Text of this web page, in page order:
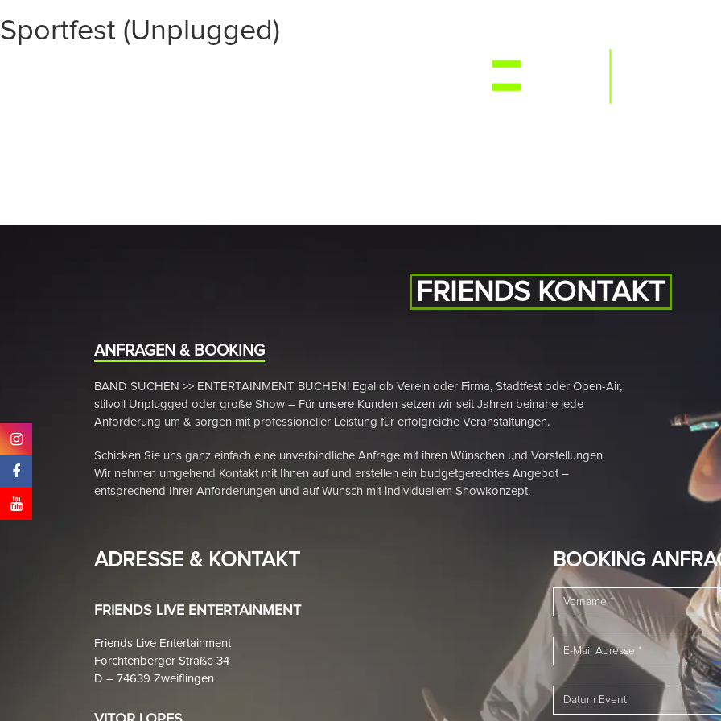
Sportfest (Unplugged)
FRIENDS KONTAKT
ANFRAGEN & BOOKING
BAND SUCHEN >> ENTERTAINMENT BUCHEN! Egal ob Verein oder Firma, Stadtfest oder Open-Air,
stilvoll Unplugged oder große Show – Für unsere Kunden setzen wir seit Jahren beinahe jede
Anforderung um & sorgen mit professioneller Leistung für erfolgreiche Veranstaltungen.
Schicken Sie uns ganz einfach eine unverbindliche Anfrage mit ihren Wünschen und Vorstellungen.
Wir nehmen umgehend Kontakt mit Ihnen auf und erstellen ein budgetgerechtes Angebot –
entsprechend Ihrer Anforderungen und auf Wunsch mit individuellem Showkonzept.
ADRESSE & KONTAKT
FRIENDS LIVE ENTERTAINMENT
Friends Live Entertainment
Forchtenberger Straße 34
D – 74639 Zweiflingen
BOOKING